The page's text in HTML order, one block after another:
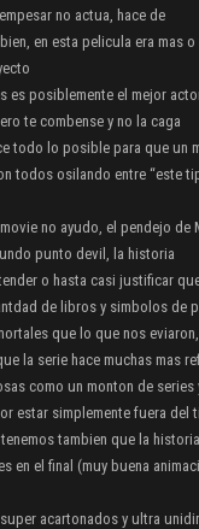
no actua, hace de
en esta pelicula era
es posiblemente el mejor
te combense y no la caga
todo lo posible para que
todos osilando entre “este
no ayudo, el pendejo
punto devil, la historia
o hasta casi justificar
de libros y simbolos de
que lo que nos
la serie hace muchas mas
como un monton de
estar simplemente fuera del
tambien que la
en el final (muy buena
acartonados y ultra